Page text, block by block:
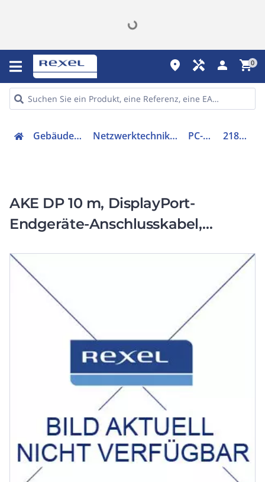
place handyman person shopping_cart0
Gebäudetechnik Netzwerktechnik - Zubehör PC-Kabel 21860000
AKE DP 10 m, DisplayPort-
Endgeräte-Anschlusskabel,